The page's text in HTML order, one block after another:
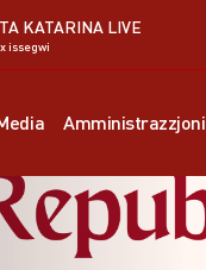
KATARINA LIVE
issegwi
Amministrazzjoni